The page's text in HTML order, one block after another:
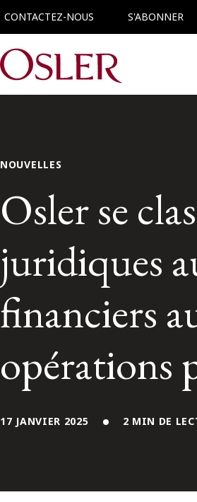
CONTACTEZ-NOUS S'ABONNER
Main
NOUVELLES
Osler se
juridiques
financiers
opérations
17 JANVIER 2025 2 MIN DE